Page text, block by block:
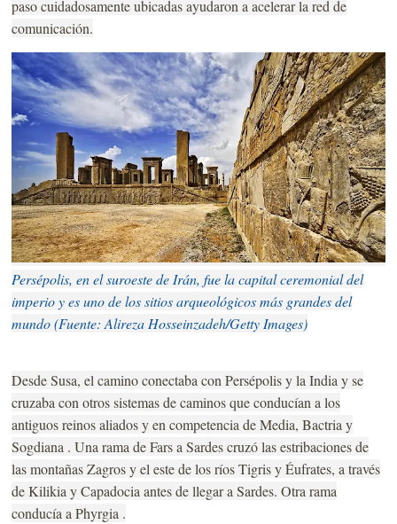
paso cuidadosamente ubicadas ayudaron a acelerar la red de
comunicación.
Persépolis, en el suroeste de Irán, fue la capital ceremonial del
imperio y es uno de los sitios arqueológicos más grandes del
mundo (Fuente: Alireza Hosseinzadeh/Getty Images)
Desde Susa, el camino conectaba con Persépolis y la India y se
cruzaba con otros sistemas de caminos que conducían a los
antiguos reinos aliados y en competencia de Media, Bactria y
Sogdiana . Una rama de Fars a Sardes cruzó las estribaciones de
las montañas Zagros y el este de los ríos Tigris y Éufrates, a través
de Kilikia y Capadocia antes de llegar a Sardes. Otra rama
conducía a Phyrgia .